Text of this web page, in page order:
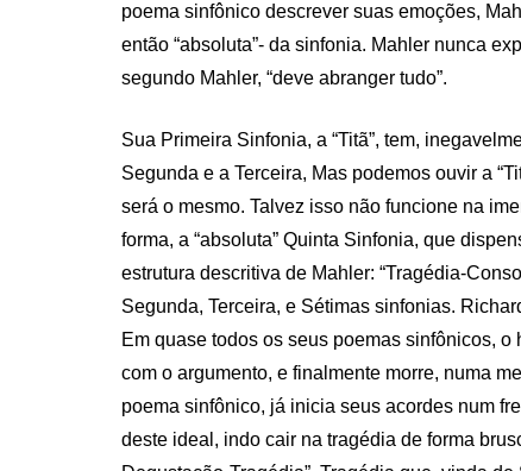
poema sinfônico descrever suas emoções,
então “absoluta”- da sinfonia. Mahler nunca
segundo Mahler, “deve abranger tudo”.
Sua Primeira Sinfonia, a “Titã”, tem,
Segunda e a Terceira, Mas podemos ouvir a
será o mesmo. Talvez isso não funcione na
forma, a “absoluta” Quinta Sinfonia, que
estrutura descritiva de Mahler: “Tragédia-
Segunda, Terceira, e Sétimas sinfonias.
Em quase todos os seus poemas sinfônicos,
com o argumento, e finalmente morre, numa
poema sinfônico, já inicia seus acordes num
deste ideal, indo cair na tragédia de forma